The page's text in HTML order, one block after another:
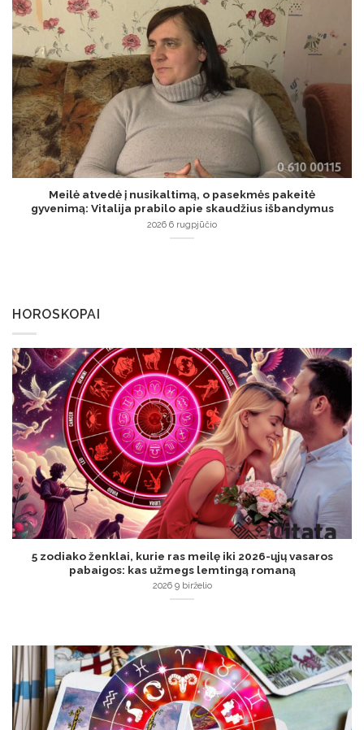
Meilė atvedė į nusikaltimą, o pasekmės pakeitė
gyvenimą: Vitalija prabilo apie skaudžius išbandymus
2026 6 rugpjūčio
HOROSKOPAI
5 zodiako ženklai, kurie ras meilę iki 2026-ųjų vasaros
pabaigos: kas užmegs lemtingą romaną
2026 9 birželio